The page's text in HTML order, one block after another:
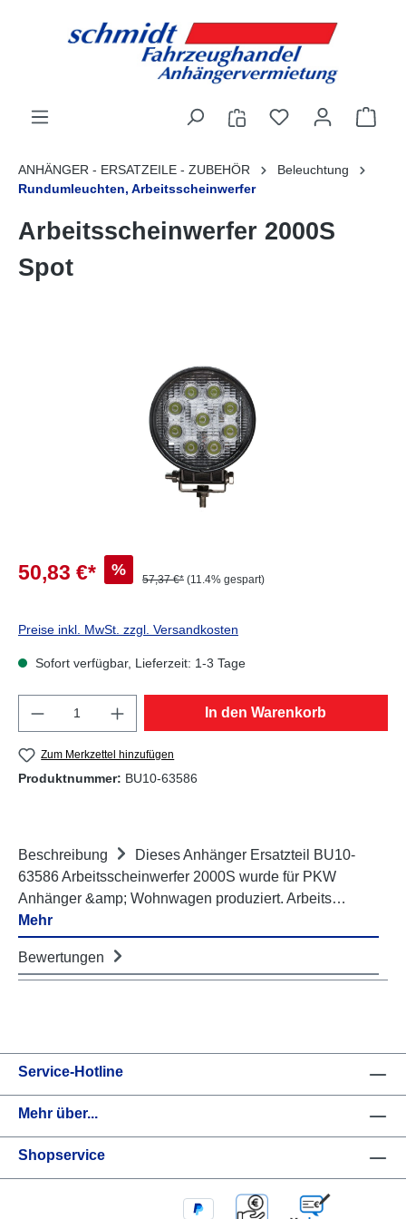
ANHÄNGER - ERSATZEILE - ZUBEHÖR
Beleuchtung
Rundumleuchten, Arbeitsscheinwerfer
Arbeitsscheinwerfer 2000S
Spot
50,83 €* %
57,37 €* (11.4% gespart)
Preise inkl. MwSt. zzgl. Versandkosten
Sofort verfügbar, Lieferzeit: 1-3 Tage
Produkt Anzahl: Gib den gewünschten
In den Warenkorb
Zum Merkzettel hinzufügen
Produktnummer: BU10-63586
Beschreibung
Dieses Anhänger Ersatzteil BU10-
63586 Arbeitsscheinwerfer 2000S wurde für PKW
Anhänger &amp; Wohnwagen produziert. Arbeits…
Mehr
Bewertungen
Service-Hotline
Mehr über...
Shopservice